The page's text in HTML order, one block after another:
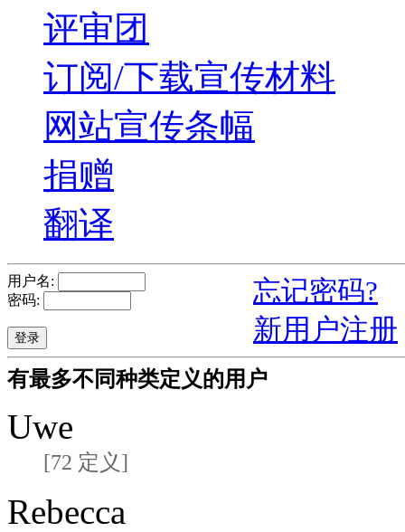
评审团
订阅/下载宣传材料
网站宣传条幅
捐赠
翻译
用户名:
密码:
忘记密码?
新用户注册
有最多不同种类定义的用户
Uwe
[72 定义]
Rebecca